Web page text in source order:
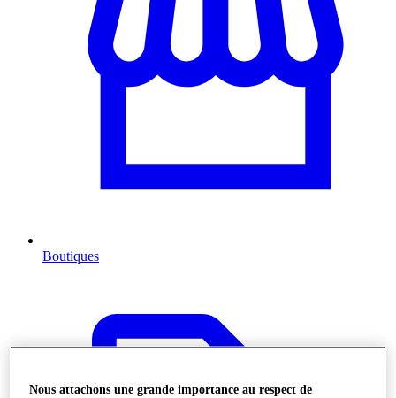
Boutiques
Nous attachons une grande importance au respect de